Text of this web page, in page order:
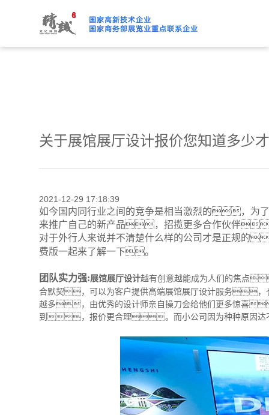
91桃色APP下载免费版,91
关于展馆展厅设计报价您知道多
2021-12-29 17:18:39
如今国内同行业之间的竞争是相当激烈的，为
来推广自己的新产品，招揽更多合作伙伴
对于外行人来说并不清楚什么样的公司才是正规的
费版一起来了解一下。
团队实力强:展馆展厅设计越有创意越能成为人们的焦点
合默契，可以为客户提供高端展馆展厅设计服务，
越多，由优秀的设计师亲自操刀会给他们更多惊喜
到，报价更合理。而小公司因为种种原因